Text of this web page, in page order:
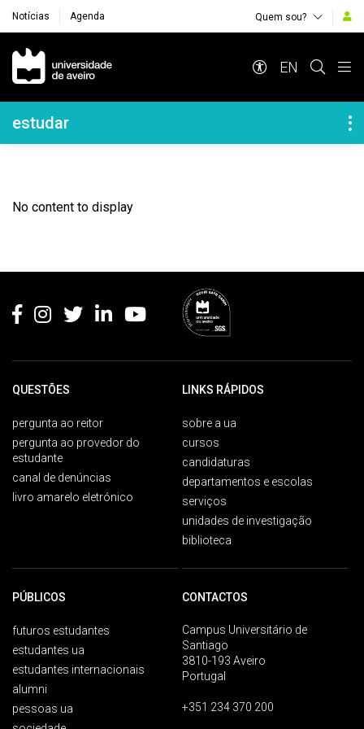
Notícias Agenda Quem sou?
Navegação Principal
EN
Navegação Lateral
estudar
No content to display
QUESTÕES
pergunta ao reitor
pergunta ao provedor do
estudante
canal de denúncias
livro amarelo eletrónico
LINKS RÁPIDOS
sobre a ua
cursos
candidaturas
departamentos e escolas
serviços
unidades de investigação
biblioteca
PÚBLICOS
futuros estudantes
estudantes ua
estudantes internacionais
alumni
pessoas ua
CONTACTOS
Campus Universitário de
Santiago
3810-193 Aveiro
Portugal
+351 234 370 200